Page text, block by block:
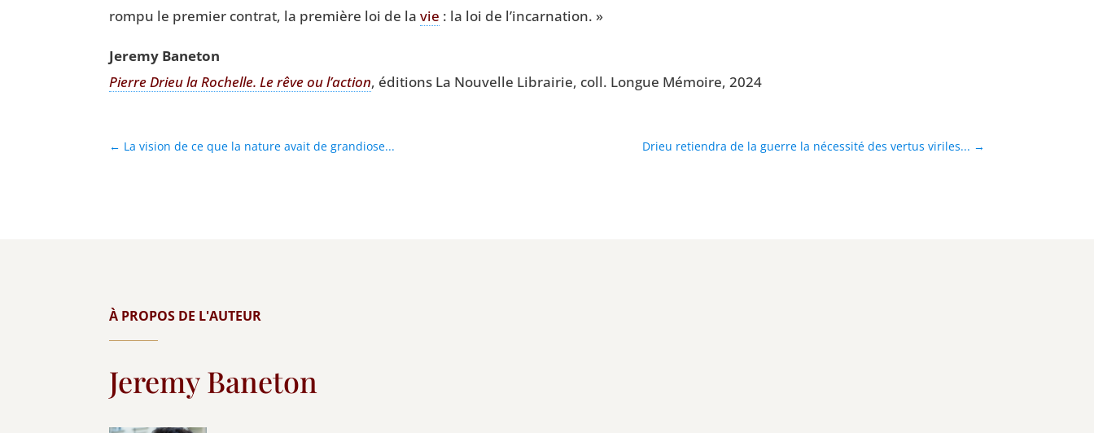
rom­pu le pre­mier contrat, la pre­mière loi de lavie : la loi de l’incarnation. »
Jere­my Baneton
Pierre Drieu la Rochelle.Le rêve ou l’action, édi­tions La Nou­velle Librai­rie, coll. Longue Mémoire, 2024
← La vision de ce que la nature avait de grandiose... Drieu retiendra de la guerre la nécessité des vertus viriles... →
À PROPOS DE L'AUTEUR
Jeremy Baneton